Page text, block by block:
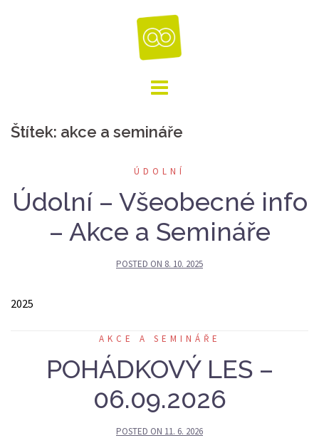
Štítek: akce a semináře
ÚDOLNÍ
Údolní – Všeobecné info
– Akce a Semináře
POSTED ON 8. 10. 2025
2025
AKCE A SEMINÁŘE
POHÁDKOVÝ LES –
06.09.2026
POSTED ON 11. 6. 2026